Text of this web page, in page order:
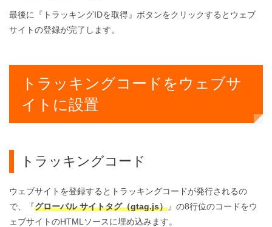
最後に『トラッキングIDを取得』ボタンをクリックするとウェブ
サイトの登録が完了します。
トラッキングコードをウェブサ
イトに設置
トラッキングコード
ウェブサイトを登録するとトラッキングコードが発行されるの
で、『グローバル サイトタグ（gtag.js）』の8行位のコードをウ
ェブサイトのHTMLソースに埋め込みます。